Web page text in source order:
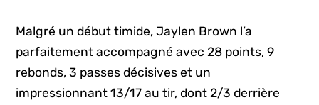
Malgré un début timide, Jaylen Brown l’a
parfaitement accompagné avec 28 points, 9
rebonds, 3 passes décisives et un
impressionnant 13/17 au tir, dont 2/3 derrière